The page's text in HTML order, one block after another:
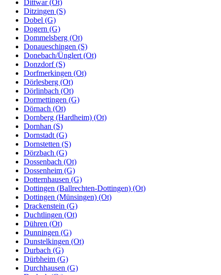
Dittwar (Ot)
Ditzingen (S)
Dobel (G)
Dogern (G)
Dommelsberg (Ot)
Donaueschingen (S)
Donebach/Ünglert (Ot)
Donzdorf (S)
Dorfmerkingen (Ot)
Dörlesberg (Ot)
Dörlinbach (Ot)
Dormettingen (G)
Dörnach (Ot)
Dornberg (Hardheim) (Ot)
Dornhan (S)
Dornstadt (G)
Dornstetten (S)
Dörzbach (G)
Dossenbach (Ot)
Dossenheim (G)
Dotternhausen (G)
Dottingen (Ballrechten-Dottingen) (Ot)
Dottingen (Münsingen) (Ot)
Drackenstein (G)
Duchtlingen (Ot)
Dühren (Ot)
Dunningen (G)
Dunstelkingen (Ot)
Durbach (G)
Dürbheim (G)
Durchhausen (G)